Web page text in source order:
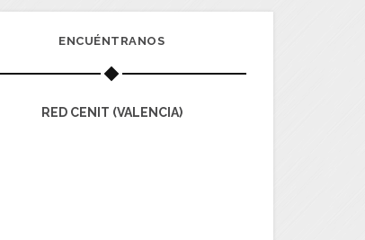
ENCUÉNTRANOS
RED CENIT (VALENCIA)